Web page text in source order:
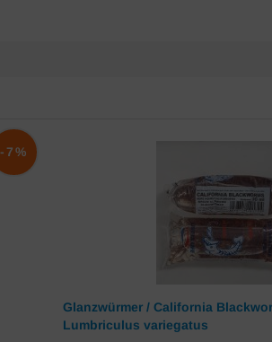
-7%
Glanzwürmer / California
Lumbriculus variegatus